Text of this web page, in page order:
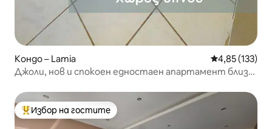
Кондо – Lamia Средна
4,85 (133)
Джоли, нов и спокоен едностаен апартамент близо
Най-популярен избор на гостите
Избор на гостите